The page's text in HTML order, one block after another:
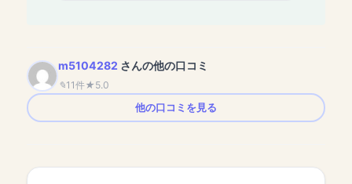
m5104282 さんの他の口コミ
11件
5.0
他の口コミを見る